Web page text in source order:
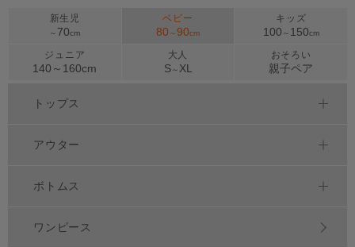
新生児
～ 70cm
ベビー
80 ～90cm
キッズ
100 ～ 150cm
ジュニア
140～ 160cm
大人
S～ XL
おそろい
親子ペア
トップス
アウター
ボトムス
ワンピース